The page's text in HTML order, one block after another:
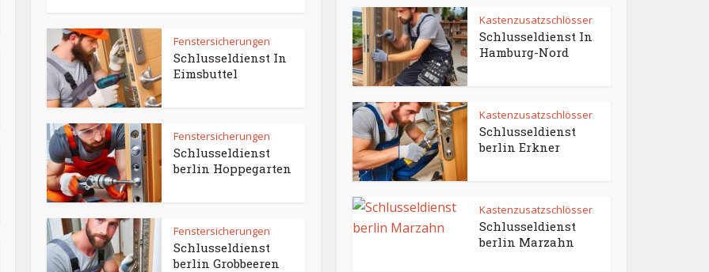
Fenstersicherungen
Schlusseldienst In
Eimsbuttel
Fenstersicherungen
Schlusseldienst
berlin Hoppegarten
Fenstersicherungen
Schlusseldienst
berlin Grobbeeren
Kastenzusatzschlösser
Schlusseldienst In
Hamburg-Nord
Kastenzusatzschlösser
Schlusseldienst
berlin Erkner
Kastenzusatzschlösser
Schlusseldienst
berlin Marzahn